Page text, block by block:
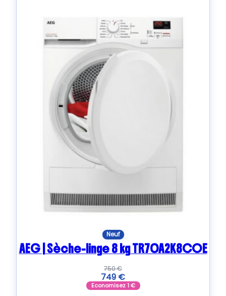
Neuf
AEG | Sèche-linge 8 kg TR70A2K8COE
750€
749 €
Economisez1€